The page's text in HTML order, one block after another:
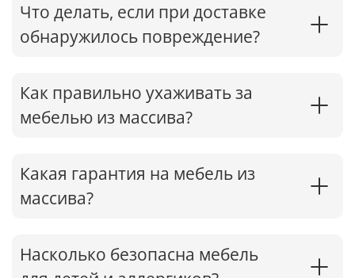
Что делать, если при доставке
обнаружилось повреждение?
Как правильно ухаживать за
мебелью из массива?
Какая гарантия на мебель из
массива?
Насколько безопасна мебель